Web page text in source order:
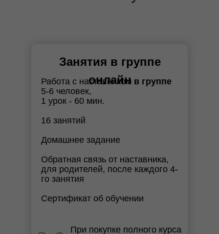
Занятия в группе
онлайн
Работа с наставником в группе
5-6 человек,
1 урок - 60 мин.
16 занятий
Домашнее задание
Обратная связь от наставника,
для родителей, после каждого 4-
го занятия
Сертификат об обучении
При покупке полного курса